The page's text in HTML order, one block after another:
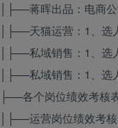
││├──蒋晖出品：电商
││├──天猫运营：1、选
││├──私域销售：1、选
││├──私域销售：1、
│├──各个岗位绩效考核
││├──运营岗位绩效考